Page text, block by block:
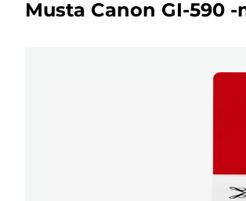
Musta Canon GI-590